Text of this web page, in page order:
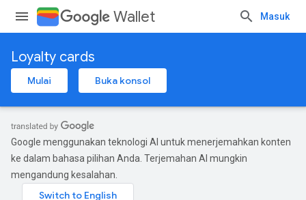
Wallet Masuk
Loyalty cards
Mulai Buka konsol
Google menggunakan teknologi AI untuk menerjemahkan konten
ke dalam bahasa pilihan Anda. Terjemahan AI mungkin
mengandung kesalahan.